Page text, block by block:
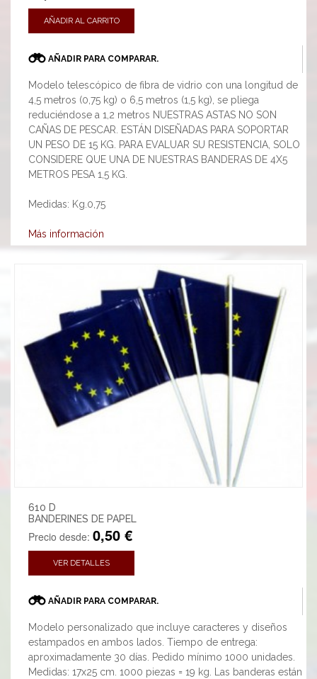
AÑADIR AL CARRITO
AÑADIR PARA COMPARAR.
Modelo telescópico de fibra de vidrio con una longitud de
4,5 metros (0,75 kg) o 6,5 metros (1,5 kg), se pliega
reduciéndose a 1,2 metros NUESTRAS ASTAS NO SON
CAÑAS DE PESCAR. ESTÁN DISEÑADAS PARA SOPORTAR
UN PESO DE 15 KG. PARA EVALUAR SU RESISTENCIA, SOLO
CONSIDERE QUE UNA DE NUESTRAS BANDERAS DE 4X5
METROS PESA 1,5 KG.
Medidas: Kg.0,75
Más información
610 D
BANDERINES DE PAPEL
Precio desde: 0,50 €
VER DETALLES
AÑADIR PARA COMPARAR.
Modelo personalizado que incluye caracteres y diseños
estampados en ambos lados. Tiempo de entrega:
aproximadamente 30 días. Pedido mínimo 1000 unidades.
Medidas: 17x25 cm. 1000 piezas = 19 kg. Las banderas están